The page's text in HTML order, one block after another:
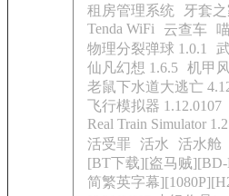
租房管理系统
牙套
Tenda WiFi
云查车
物理分裂弹球 1.0.1
仙凡幻想 1.6.5 机甲
老鼠下水道大逃亡
飞行模拟器 1.12.0107
Real Train Simulator 1.2
活受罪
活水 活水舱
[BT下载][盗马贼
简繁英字幕